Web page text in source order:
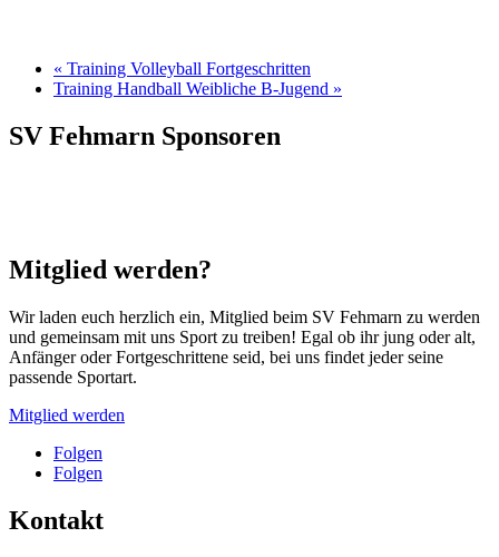
« Training Volleyball Fortgeschritten
Training Handball Weibliche B-Jugend »
SV Fehmarn Sponsoren
Mitglied werden?
Wir laden euch herzlich ein, Mitglied beim SV Fehmarn zu werden
und gemeinsam mit uns Sport zu treiben! Egal ob ihr jung oder alt,
Anfänger oder Fortgeschrittene seid, bei uns findet jeder seine
passende Sportart.
Mitglied werden
Folgen
Folgen
Kontakt